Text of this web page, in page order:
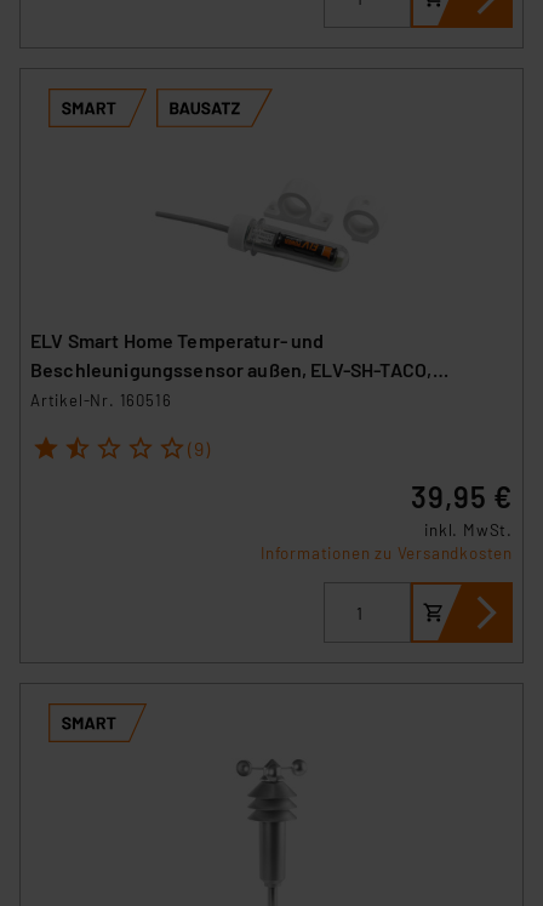
ELV Smart Home Temperatur- und
Beschleunigungssensor außen, ELV-SH-TACO,
powered by Homematic IP
Artikel-Nr. 160516
1 2 3 4 5 (9)
39,95 €
inkl. MwSt.
Informationen zu Versandkosten